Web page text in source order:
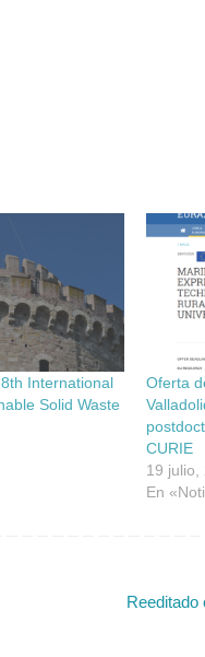
International
Solid Waste
Oferta
CURIE
19 julio,
En
Reeditado